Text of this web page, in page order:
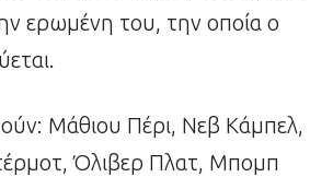
ερωμένη του, την οποία ο
Μάθιου Πέρι, Νεβ Κάμπελ,
Όλιβερ Πλατ, Μπομπ